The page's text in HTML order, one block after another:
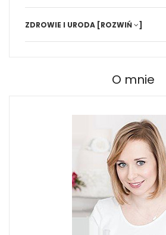
ZDROWIE I URODA [ROZWIŃ ]
O mnie